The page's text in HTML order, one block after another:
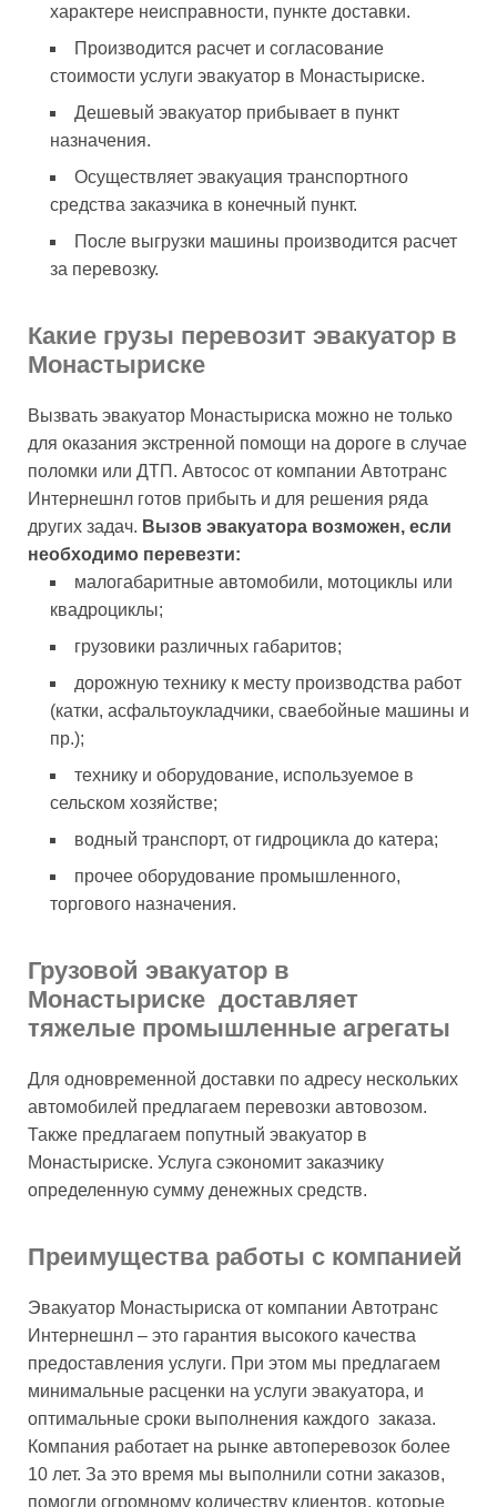
характере неисправности, пункте доставки.
Производится расчет и согласование
стоимости услуги эвакуатор в Монастыриске.
Дешевый эвакуатор прибывает в пункт
назначения.
Осуществляет эвакуация транспортного
средства заказчика в конечный пункт.
После выгрузки машины производится расчет
за перевозку.
Какие грузы перевозит эвакуатор в
Монастыриске
Вызвать эвакуатор Монастыриска можно не только
для оказания экстренной помощи на дороге в случае
поломки или ДТП. Автосос от компании Автотранс
Интернешнл готов прибыть и для решения ряда
других задач. Вызов эвакуатора возможен, если
необходимо перевезти:
малогабаритные автомобили, мотоциклы или
квадроциклы;
грузовики различных габаритов;
дорожную технику к месту производства работ
(катки, асфальтоукладчики, сваебойные машины и
пр.);
технику и оборудование, используемое в
сельском хозяйстве;
водный транспорт, от гидроцикла до катера;
прочее оборудование промышленного,
торгового назначения.
Грузовой эвакуатор в
Монастыриске доставляет
тяжелые промышленные агрегаты
Для одновременной доставки по адресу нескольких
автомобилей предлагаем перевозки автовозом.
Также предлагаем попутный эвакуатор в
Монастыриске. Услуга сэкономит заказчику
определенную сумму денежных средств.
Преимущества работы с компанией
Эвакуатор Монастыриска от компании Автотранс
Интернешнл – это гарантия высокого качества
предоставления услуги. При этом мы предлагаем
минимальные расценки на услуги эвакуатора, и
оптимальные сроки выполнения каждого заказа.
Компания работает на рынке автоперевозок более
10 лет. За это время мы выполнили сотни заказов,
помогли огромному количеству клиентов, которые